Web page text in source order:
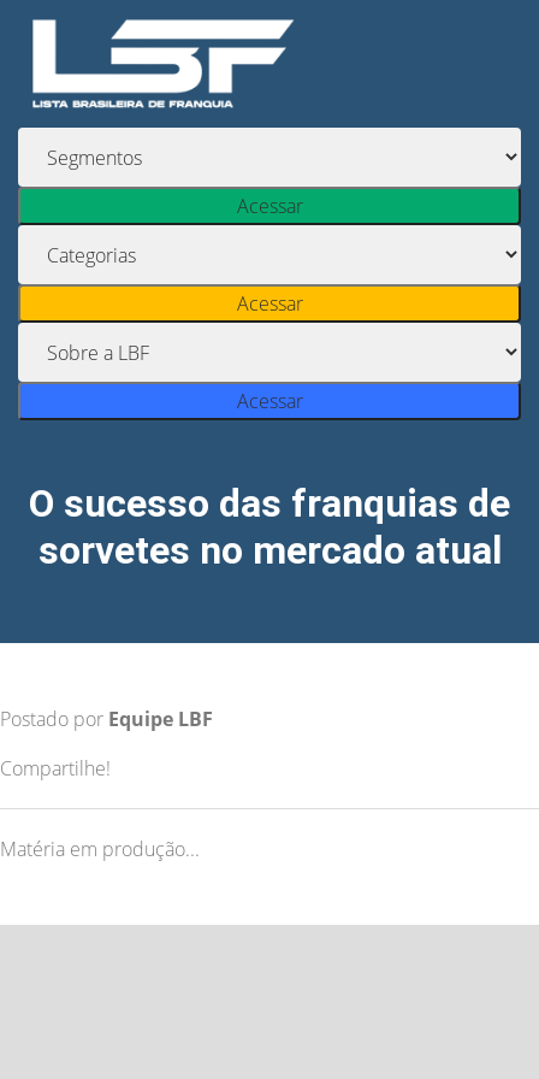
Acessar
Acessar
Acessar
O sucesso das franquias de
sorvetes no mercado atual
Postado por Equipe LBF
Compartilhe!
Matéria em produção...